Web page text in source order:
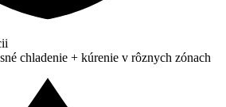
chladenie + kúrenie v rôznych zónach